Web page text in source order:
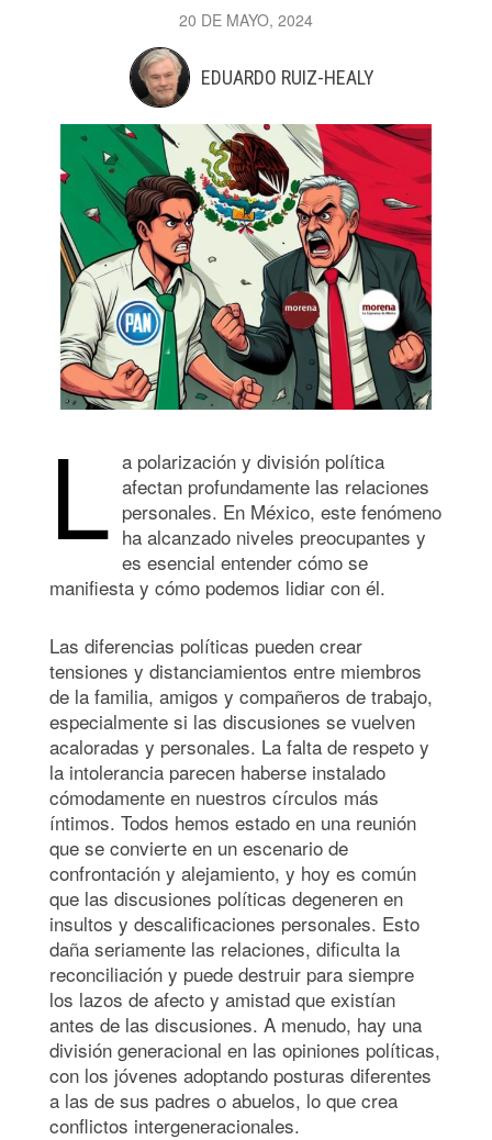
20 DE MAYO, 2024
EDUARDO RUIZ-HEALY
L a polarización y división política
afectan profundamente las relaciones
personales. En México, este fenómeno
ha alcanzado niveles preocupantes y
es esencial entender cómo se
manifiesta y cómo podemos lidiar con él.
Las diferencias políticas pueden crear
tensiones y distanciamientos entre miembros
de la familia, amigos y compañeros de trabajo,
especialmente si las discusiones se vuelven
acaloradas y personales. La falta de respeto y
la intolerancia parecen haberse instalado
cómodamente en nuestros círculos más
íntimos. Todos hemos estado en una reunión
que se convierte en un escenario de
confrontación y alejamiento, y hoy es común
que las discusiones políticas degeneren en
insultos y descalificaciones personales. Esto
daña seriamente las relaciones, dificulta la
reconciliación y puede destruir para siempre
los lazos de afecto y amistad que existían
antes de las discusiones. A menudo, hay una
división generacional en las opiniones políticas,
con los jóvenes adoptando posturas diferentes
a las de sus padres o abuelos, lo que crea
conflictos intergeneracionales.